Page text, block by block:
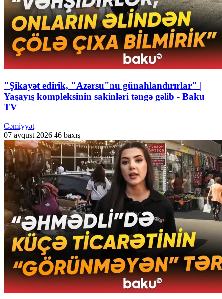
"Şikayət edirik, "Azərsu"nu günahlandırırlar" |
Yaşayış kompleksinin sakinləri təngə gəlib - Baku
TV
Cəmiyyət
07 avqust 2026 46 baxış